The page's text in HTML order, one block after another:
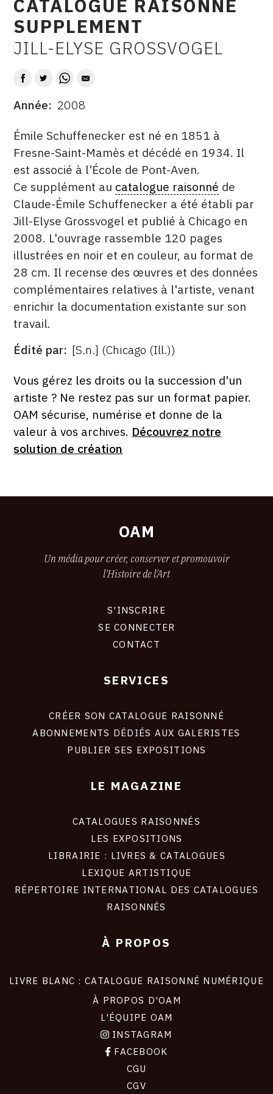
CONTACT
CGU
INSTAGRAM
FACEBOOK
TWITTER
PINTEREST
CATALOGUE RAISONNÉ
SUPPLEMENT
AUTEUR
JILL-ELYSE GROSSVOGEL
DATE
Année 2008
DESCRITPTION
Émile Schuffenecker est né en 1851 à
Fresne-Saint-Mamès et décédé en 1934. Il
est associé à l'École de Pont-Aven.
Ce supplément au catalogue raisonné de
Claude-Émile Schuffenecker a été établi par
Jill-Elyse Grossvogel et publié à Chicago en
2008. L'ouvrage rassemble 120 pages
illustrées en noir et en couleur, au format de
28 cm. Il recense des œuvres et des données
complémentaires relatives à l'artiste, venant
enrichir la documentation existante sur son
travail.
ÉDITÉ
Édité par [S.n.] (Chicago (Ill.))
FORMAT
ÉTAT
Vous gérez les droits ou la succession d'un
artiste ? Ne restez pas sur un format papier.
OAM sécurise, numérise et donne de la
valeur à vos archives. Découvrez notre
solution de création
OAM
Un média pour créer, conserver et promouvoir
l'Histoire de l'Art
S'INSCRIRE
SE CONNECTER
CONTACT
SERVICES
CRÉER SON CATALOGUE RAISONNÉ
ABONNEMENTS DÉDIÉS AUX GALERISTES
PUBLIER SES EXPOSITIONS
LE MAGAZINE
CATALOGUES RAISONNÉS
LES EXPOSITIONS
LIBRAIRIE : LIVRES & CATALOGUES
LEXIQUE ARTISTIQUE
RÉPERTOIRE INTERNATIONAL DES CATALOGUES
RAISONNÉS
À PROPOS
LIVRE BLANC : CATALOGUE RAISONNÉ NUMÉRIQUE
À PROPOS D'OAM
L'ÉQUIPE OAM
INSTAGRAM
FACEBOOK
CGU
CGV